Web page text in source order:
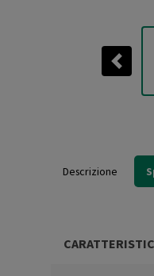
Previous
Descrizione